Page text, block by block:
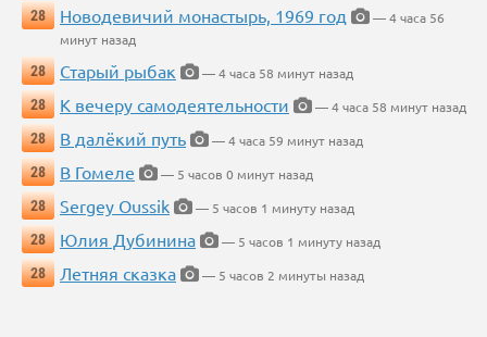
28
Новодевичий монастырь, 1969 год
— 4 часа 56
минут назад
28
Старый рыбак
— 4 часа 58 минут назад
28
К вечеру самодеятельности
— 4 часа 58 минут назад
28
В далёкий путь
— 4 часа 59 минут назад
28
В Гомеле
— 5 часов 0 минут назад
28
Sergey Oussik
— 5 часов 1 минуту назад
28
Юлия Дубинина
— 5 часов 1 минуту назад
28
Летняя сказка — 5 часов 2 минуты назад